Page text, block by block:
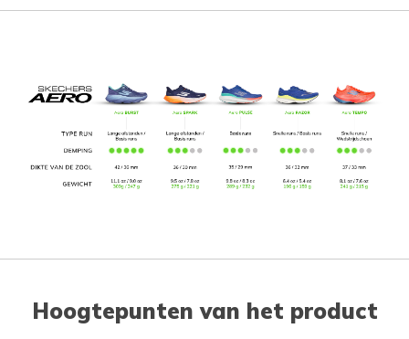
Hoogtepunten van het product